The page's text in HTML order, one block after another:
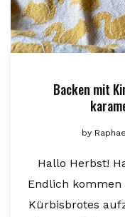
Backen mit
by
Hallo Herbst!
Endlich kommen
Kürbisbrotes